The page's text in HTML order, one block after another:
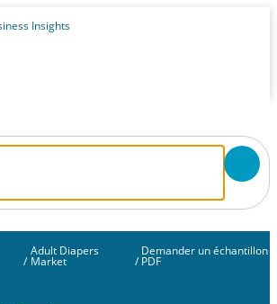
/
Adult Diapers
Market /
Demander un échantillon
PDF